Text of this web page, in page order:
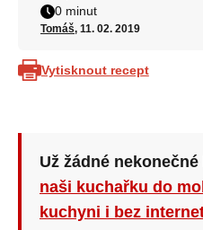
0 minut
Tomáš, 11. 02. 2019
Vytisknout recept
Už žádné
naši kuchařku do
kuchyni i bez